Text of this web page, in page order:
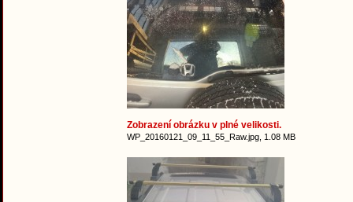
Zobrazení obrázku v plné velikosti.
WP_20160121_09_11_55_Raw.jpg, 1.08 MB